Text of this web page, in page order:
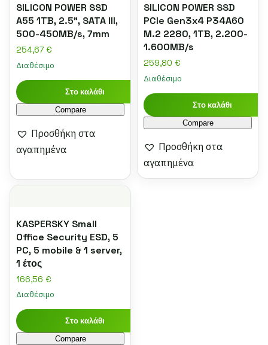
SILICON POWER SSD
A55 1TB, 2.5", SATA III,
500-450MB/s, 7mm
254,67 €
Διαθέσιμο
Στο καλάθι
Compare
Προσθήκη στα
αγαπημένα
SILICON POWER SSD
PCIe Gen3x4 P34A60
M.2 2280, 1TB, 2.200-
1.600MB/s
259,80 €
Διαθέσιμο
Στο καλάθι
Compare
Προσθήκη στα
αγαπημένα
KASPERSKY Small
Office Security ESD, 5
PC, 5 mobile & 1 server,
1 έτος
166,56 €
Διαθέσιμο
Στο καλάθι
Compare